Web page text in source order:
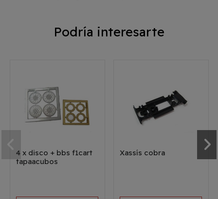
Podría interesarte
4 x disco + bbs f1cart
tapaacubos
Xassís cobra